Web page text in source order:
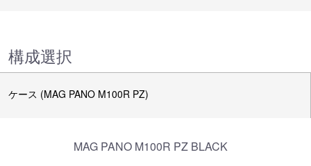
構成選択
ケース (MAG PANO M100R PZ)
MAG PANO M100R PZ BLACK